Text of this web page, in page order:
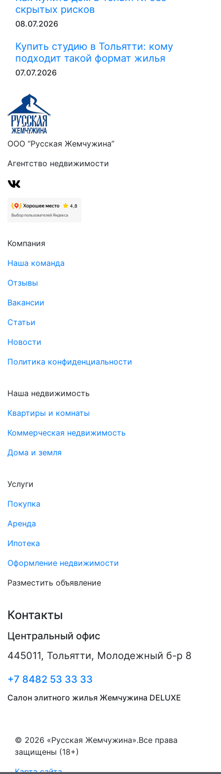
скрытых рисков
08.07.2026
Купить студию в Тольятти: кому
подходит такой формат жилья
07.07.2026
ООО “Русская Жемчужина”
Агентство недвижимости
Компания
Наша команда
Отзывы
Вакансии
Статьи
Новости
Политика конфиденциальности
Наша недвижимость
Квартиры и комнаты
Коммерческая недвижимость
Дома и земля
Услуги
Покупка
Аренда
Ипотека
Оформление недвижимости
Разместить объявление
Контакты
Центральный офис
445011, Тольятти, Молодежный б-р 8
+7 8482 53 33 33
Салон элитного жилья Жемчужина DELUXE
© 2026 «Русская Жемчужина».Все права
защищены (18+)
Карта сайта